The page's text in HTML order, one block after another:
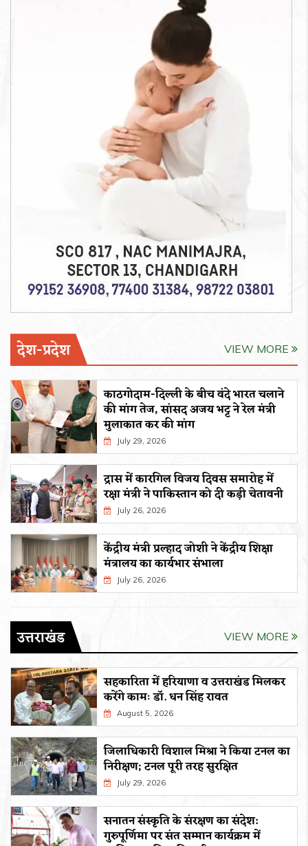
देश-प्रदेश VIEW MORE
काठगोदाम-दिल्ली के बीच वंदे भारत चलाने
की मांग तेज, सांसद अजय भट्ट ने रेल मंत्री
मुलाकात कर की मांग
July 29, 2026
द्रास में कारगिल विजय दिवस समारोह में
रक्षा मंत्री ने पाकिस्तान को दी कड़ी चेतावनी
July 26, 2026
केंद्रीय मंत्री प्रल्हाद जोशी ने केंद्रीय शिक्षा
मंत्रालय का कार्यभार संभाला
July 26, 2026
उत्तराखंड VIEW MORE
सहकारिता में हरियाणा व उत्तराखंड मिलकर
करेंगे कामः डाॅ. धन सिंह रावत
August 5, 2026
जिलाधिकारी विशाल मिश्रा ने किया टनल का
निरीक्षण; टनल पूरी तरह सुरक्षित
July 29, 2026
सनातन संस्कृति के संरक्षण का संदेश:
गुरुपूर्णिमा पर संत सम्मान कार्यक्रम में